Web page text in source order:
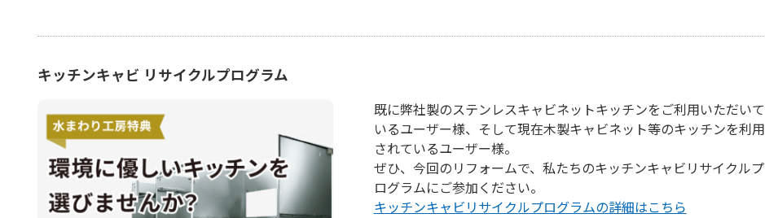
キッチンキャビ リサイクルプログラム
既に弊社製のステンレスキャビネットキッチンをご利用いただいて
いるユーザー様、そして現在木製キャビネット等のキッチンを利用
されているユーザー様。
ぜひ、今回のリフォームで、私たちのキッチンキャビリサイクルプ
ログラムにご参加ください。
キッチンキャビリサイクルプログラムの詳細はこちら